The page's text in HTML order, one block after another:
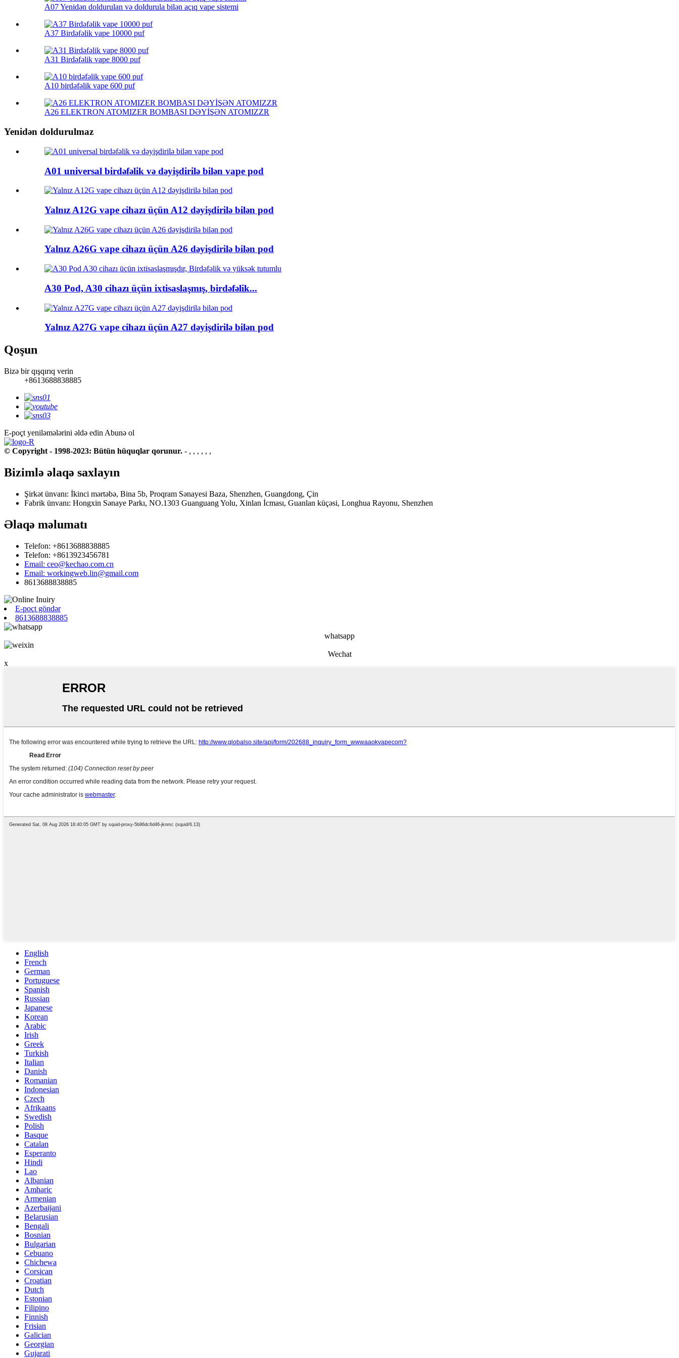
A07 Yenidən doldurulan və doldurula bilən açıq vape sistemi
A37 Birdəfəlik vape 10000 puf
A31 Birdəfəlik vape 8000 puf
A10 birdəfəlik vape 600 puf
A26 ELEKTRON ATOMIZER BOMBASI DƏYİŞƏN ATOMIZZR
Yenidən doldurulmaz
A01 universal birdəfəlik və dəyişdirilə bilən vape pod
Yalnız A12G vape cihazı üçün A12 dəyişdirilə bilən pod
Yalnız A26G vape cihazı üçün A26 dəyişdirilə bilən pod
A30 Pod, A30 cihazı üçün ixtisaslaşmış, birdəfəlik...
Yalnız A27G vape cihazı üçün A27 dəyişdirilə bilən pod
Qoşun
Bizə bir qışqırıq verin
+8613688838885
E-poçt yeniləmələrini əldə edin Abunə ol
© Copyright - 1998-2023: Bütün hüquqlar qorunur. - , , , , , ,
Bizimlə əlaqə saxlayın
Şirkət ünvanı: İkinci mərtəbə, Bina 5b, Proqram Sənayesi Baza, Shenzhen, Guangdong, Çin
Fabrik ünvanı: Hongxin Sənaye Parkı, NO.1303 Guanguang Yolu, Xinlan İcması, Guanlan küçəsi, Longhua Rayonu, Shenzhen
Əlaqə məlumatı
Telefon: +8613688838885
Telefon: +8613923456781
Email: ceo@kechao.com.cn
Email: workingweb.lin@gmail.com
8613688838885
E-poçt göndər
8613688838885
whatsapp
Wechat
x
English
French
German
Portuguese
Spanish
Russian
Japanese
Korean
Arabic
Irish
Greek
Turkish
Italian
Danish
Romanian
Indonesian
Czech
Afrikaans
Swedish
Polish
Basque
Catalan
Esperanto
Hindi
Lao
Albanian
Amharic
Armenian
Azerbaijani
Belarusian
Bengali
Bosnian
Bulgarian
Cebuano
Chichewa
Corsican
Croatian
Dutch
Estonian
Filipino
Finnish
Frisian
Galician
Georgian
Gujarati